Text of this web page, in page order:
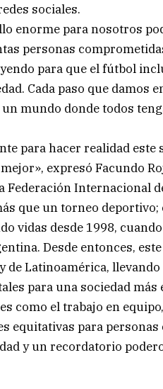
sociales.
enorme para nosotros
personas
para que el fútbol
Cada paso que damos
mundo donde todos
para hacer realidad
expresó Facundo
Federación Internacional
que un torneo
vidas desde 1998,
Desde entonces,
de Latinoamérica,
para una sociedad más
como el trabajo en
equitativas para personas
y un recordatorio